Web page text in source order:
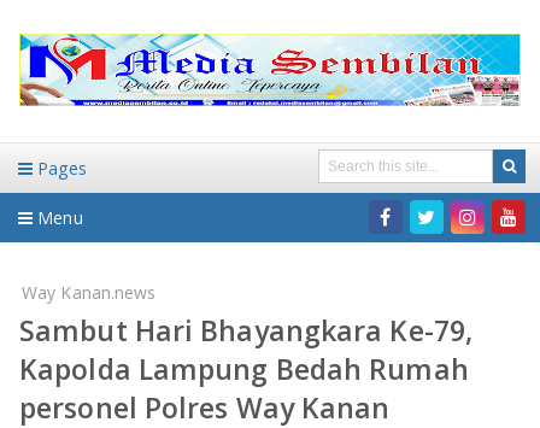
Pages
Menu
DAERAH
NASIONAL
HUKUM-KRIMINAL
Way Kanan.news
Sambut Hari Bhayangkara Ke-79,
Kapolda Lampung Bedah Rumah
personel Polres Way Kanan